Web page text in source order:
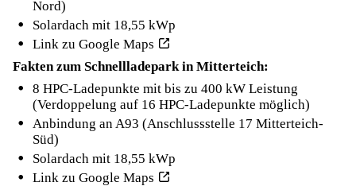
Nord)
Solardach mit 18,55 kWp
Link zu Google Maps
Fakten zum Schnellladepark in Mitterteich:
8 HPC-Ladepunkte mit bis zu 400 kW Leistung
(Verdoppelung auf 16 HPC-Ladepunkte möglich)
Anbindung an A93 (Anschlussstelle 17 Mitterteich-
Süd)
Solardach mit 18,55 kWp
Link zu Google Maps